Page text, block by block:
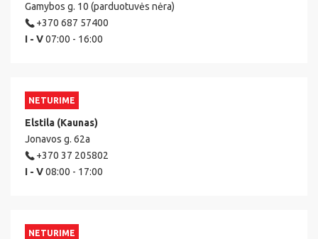
Gamybos g. 10 (parduotuvės nėra)
+370 687 57400
I - V07:00 - 16:00
NETURIME
Elstila (Kaunas)
Jonavos g. 62a
+370 37 205802
I - V08:00 - 17:00
NETURIME